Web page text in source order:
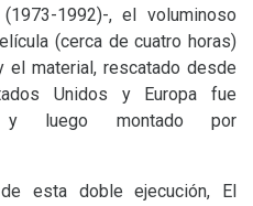
1992)-, el voluminoso
(cerca de cuatro horas)
el material, rescatado desde
Unidos y Europa fue
y luego montado por
esta doble ejecución, El